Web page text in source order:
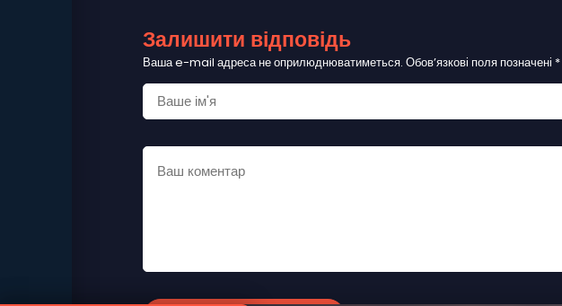
Залишити відповідь
Ваша e-mail адреса не оприлюднюватиметься. Обов’язкові поля позначені *